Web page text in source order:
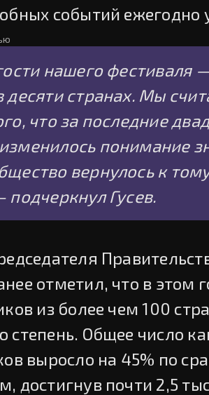
событий ежегодно
нашего фестиваля
десяти странах. Мы
что за последние
понимание
вернулось к
подчеркнул Гусев.
отметил, что в этом
из более чем 100
Общее число
выросло на 45% по
достигнув почти 2,5